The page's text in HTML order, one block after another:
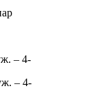
– 4-
– 4-